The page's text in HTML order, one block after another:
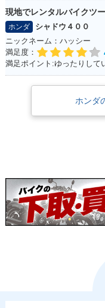
現地でレンタルバイクツ
ホンダ
シャドウ４００
ニックネーム：ハッシー
満足度：
満足ポイント:ゆったりして
ホンダ